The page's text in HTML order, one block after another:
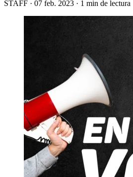
STAFF · 07 feb. 2023 · 1 min de lectura